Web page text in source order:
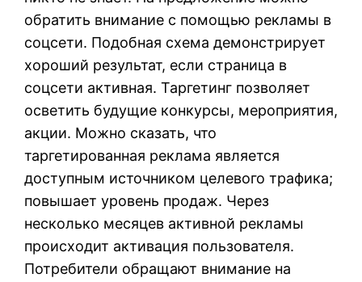
обратить внимание с помощью рекламы в
соцсети. Подобная схема демонстрирует
хороший результат, если страница в
соцсети активная. Таргетинг позволяет
осветить будущие конкурсы, мероприятия,
акции. Можно сказать, что
таргетированная реклама является
доступным источником целевого трафика;
повышает уровень продаж. Через
несколько месяцев активной рекламы
происходит активация пользователя.
Потребители обращают внимание на